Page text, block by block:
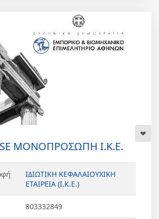
ΜΟΝΟΠΡΟΣΩΠΗ Ι.Κ.Ε.
ΙΔΙΩΤΙΚΗ ΚΕΦΑΛΑΙΟΥΧΙΚΗ
ΕΤΑΙΡΕΙΑ (Ι.Κ.Ε.)
803332849